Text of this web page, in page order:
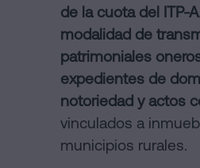
de la cuota del ITP-
modalidad de
patrimoniales
expedientes de
notoriedad y actos
vinculados a
municipios rurales.